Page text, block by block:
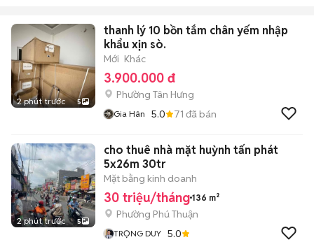
2 phút trước 5
thanh lý 10 bồn tắm chân yếm nhập
khẩu xịn sò.
Mới Khác
3.900.000 đ
Phường Tân Hưng
Gia Hân 5.0 71 đã bán
2 phút trước 5
cho thuê nhà mặt huỳnh tấn phát
5x26m 30tr
Mặt bằng kinh doanh
30 triệu/tháng 136 m²
Phường Phú Thuận
TRỌNG DUY 5.0